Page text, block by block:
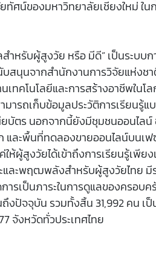
น์ของมหาวิทยาลัยเชียงใหม่ ใ
ำหรับผู้สูงวัย หรือ มีดี” เป็นระบ
นุนจากสำนักงานการวิจัยแห่งช
คโนโลยีและการสร้างอาชีพในโ
รถเก็บข้อมูลประวัติการเรียนรู้แ
บัตร นอกจากนี้ยังมีชุมชนออนไล
และพื้นที่ทดลองขายออนไลน์บนเ
ห้ผู้สูงวัยได้เข้าถึงการเรียนรู้เพี
ละพฤฒพลังสำหรับผู้สูงวัยไทย
รเป็นภาระในการดูแลของครอ
งปัจจุบัน รวมทั้งสิ้น 31,992 คน
จังหวัดทั่วประเทศไทย